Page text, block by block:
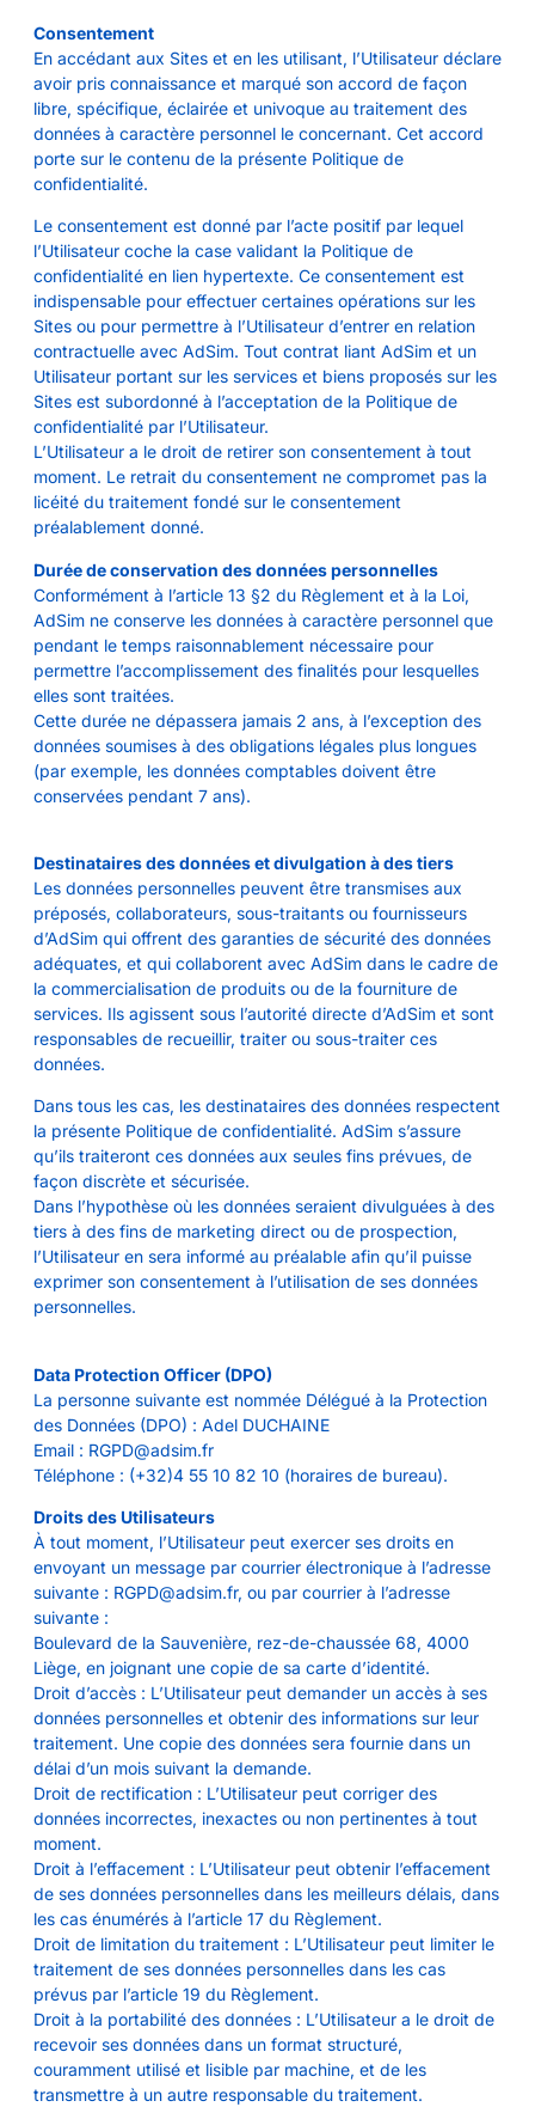
Consentement
En accédant aux Sites et en les utilisant, l’Utilisateur déclare
avoir pris connaissance et marqué son accord de façon
libre, spécifique, éclairée et univoque au traitement des
données à caractère personnel le concernant. Cet accord
porte sur le contenu de la présente Politique de
confidentialité.
Le consentement est donné par l’acte positif par lequel
l’Utilisateur coche la case validant la Politique de
confidentialité en lien hypertexte. Ce consentement est
indispensable pour effectuer certaines opérations sur les
Sites ou pour permettre à l’Utilisateur d’entrer en relation
contractuelle avec AdSim. Tout contrat liant AdSim et un
Utilisateur portant sur les services et biens proposés sur les
Sites est subordonné à l’acceptation de la Politique de
confidentialité par l’Utilisateur.
L’Utilisateur a le droit de retirer son consentement à tout
moment. Le retrait du consentement ne compromet pas la
licéité du traitement fondé sur le consentement
préalablement donné.
Durée de conservation des données personnelles
Conformément à l’article 13 §2 du Règlement et à la Loi,
AdSim ne conserve les données à caractère personnel que
pendant le temps raisonnablement nécessaire pour
permettre l’accomplissement des finalités pour lesquelles
elles sont traitées.
Cette durée ne dépassera jamais 2 ans, à l’exception des
données soumises à des obligations légales plus longues
(par exemple, les données comptables doivent être
conservées pendant 7 ans).
Destinataires des données et divulgation à des tiers
Les données personnelles peuvent être transmises aux
préposés, collaborateurs, sous-traitants ou fournisseurs
d’AdSim qui offrent des garanties de sécurité des données
adéquates, et qui collaborent avec AdSim dans le cadre de
la commercialisation de produits ou de la fourniture de
services. Ils agissent sous l’autorité directe d’AdSim et sont
responsables de recueillir, traiter ou sous-traiter ces
données.
Dans tous les cas, les destinataires des données respectent
la présente Politique de confidentialité. AdSim s’assure
qu’ils traiteront ces données aux seules fins prévues, de
façon discrète et sécurisée.
Dans l’hypothèse où les données seraient divulguées à des
tiers à des fins de marketing direct ou de prospection,
l’Utilisateur en sera informé au préalable afin qu’il puisse
exprimer son consentement à l’utilisation de ses données
personnelles.
Data Protection Officer (DPO)
La personne suivante est nommée Délégué à la Protection
des Données (DPO) : Adel DUCHAINE
Email : RGPD@adsim.fr
Téléphone : (+32)4 55 10 82 10 (horaires de bureau).
Droits des Utilisateurs
À tout moment, l’Utilisateur peut exercer ses droits en
envoyant un message par courrier électronique à l’adresse
suivante : RGPD@adsim.fr, ou par courrier à l’adresse
suivante :
Boulevard de la Sauvenière, rez-de-chaussée 68, 4000
Liège, en joignant une copie de sa carte d’identité.
Droit d’accès : L’Utilisateur peut demander un accès à ses
données personnelles et obtenir des informations sur leur
traitement. Une copie des données sera fournie dans un
délai d’un mois suivant la demande.
Droit de rectification : L’Utilisateur peut corriger des
données incorrectes, inexactes ou non pertinentes à tout
moment.
Droit à l’effacement : L’Utilisateur peut obtenir l’effacement
de ses données personnelles dans les meilleurs délais, dans
les cas énumérés à l’article 17 du Règlement.
Droit de limitation du traitement : L’Utilisateur peut limiter le
traitement de ses données personnelles dans les cas
prévus par l’article 19 du Règlement.
Droit à la portabilité des données : L’Utilisateur a le droit de
recevoir ses données dans un format structuré,
couramment utilisé et lisible par machine, et de les
transmettre à un autre responsable du traitement.